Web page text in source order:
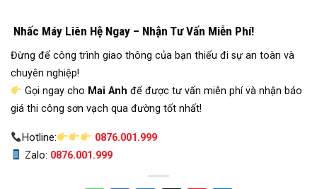
Nhấc Máy Liên Hệ Ngay – Nhận Tư Vấn Miễn Phí!
Đừng để công trình giao thông của bạn thiếu đi sự an toàn và
chuyên nghiệp!
Gọi ngay cho Mai Anh để được tư vấn miễn phí và nhận báo
giá thi công sơn vạch qua đường tốt nhất!
Hotline:
0876.001.999
Zalo: 0876.001.999